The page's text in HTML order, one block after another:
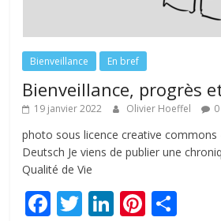
Bienveillance En bref
Bienveillance, progrès
19 janvier 2022 Olivier Hoeffel 0
photo sous licence creative commons
Deutsch Je viens de publier une
Qualité de Vie
F T Li Pi